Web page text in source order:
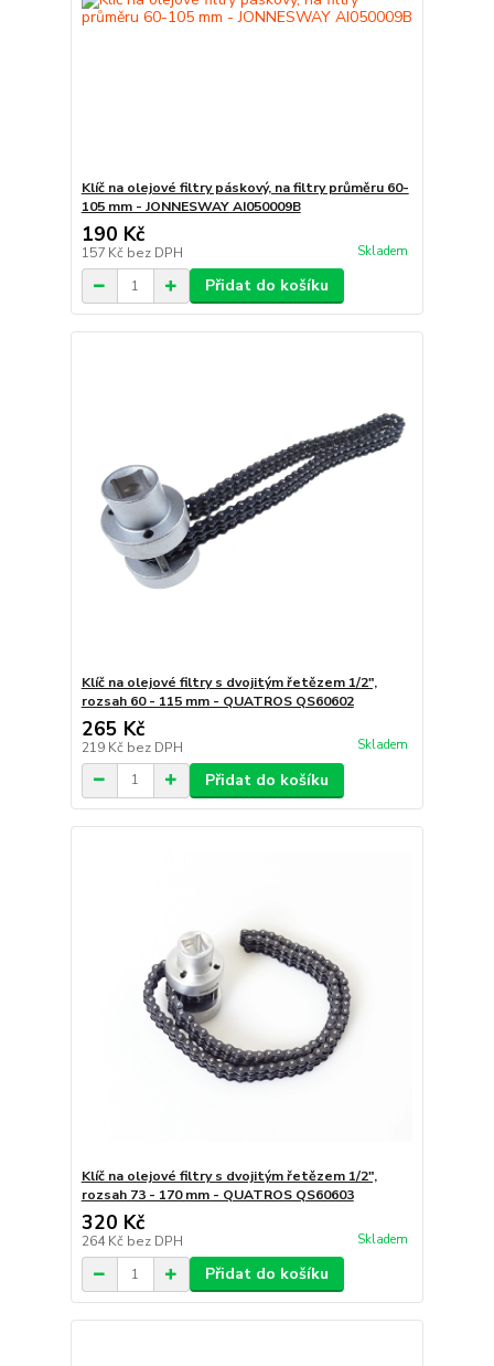
Klíč na olejové filtry páskový, na filtry průměru 60-
105 mm - JONNESWAY AI050009B
190 Kč
157 Kč bez DPH Skladem
Přidat do košíku
Klíč na olejové filtry s dvojitým řetězem 1/2",
rozsah 60 - 115 mm - QUATROS QS60602
265 Kč
219 Kč bez DPH Skladem
Přidat do košíku
Klíč na olejové filtry s dvojitým řetězem 1/2",
rozsah 73 - 170 mm - QUATROS QS60603
320 Kč
264 Kč bez DPH Skladem
Přidat do košíku